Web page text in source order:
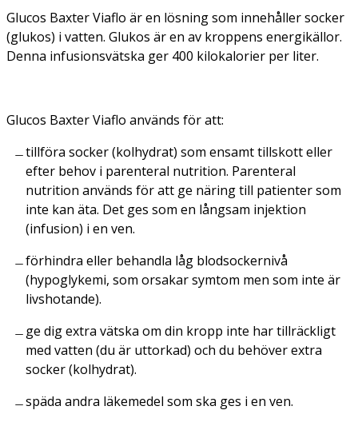
Glucos Baxter Viaflo är en lösning som innehåller socker
(glukos) i vatten. Glukos är en av kroppens energikällor.
Denna infusionsvätska ger 400 kilokalorier per liter.
Glucos Baxter Viaflo används för att:
tillföra socker (kolhydrat) som ensamt tillskott eller
efter behov i parenteral nutrition. Parenteral
nutrition används för att ge näring till patienter som
inte kan äta. Det ges som en långsam injektion
(infusion) i en ven.
förhindra eller behandla låg blodsockernivå
(hypoglykemi, som orsakar symtom men som inte är
livshotande).
ge dig extra vätska om din kropp inte har tillräckligt
med vatten (du är uttorkad) och du behöver extra
socker (kolhydrat).
späda andra läkemedel som ska ges i en ven.